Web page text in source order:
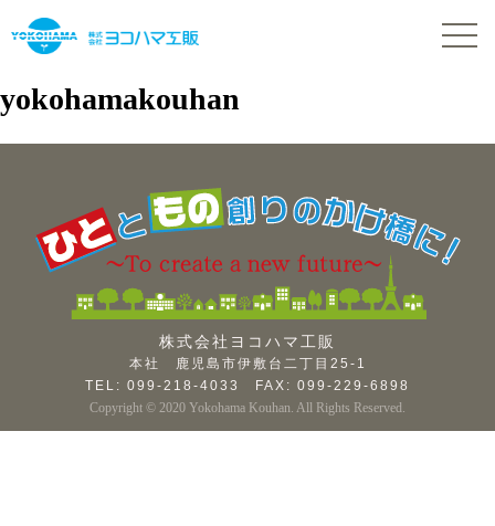
yokohamakouhan
株式会社ヨコハマ工販
本社 鹿児島市伊敷台二丁目25-1
TEL: 099-218-4033
FAX: 099-229-6898
Copyright © 2020 Yokohama Kouhan. All Rights Reserved.